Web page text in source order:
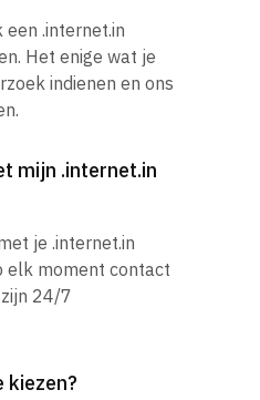
.internet.in
Het enige wat je
indienen en ons
mijn .internet.in
je .internet.in
elk moment contact
24/7
kiezen?